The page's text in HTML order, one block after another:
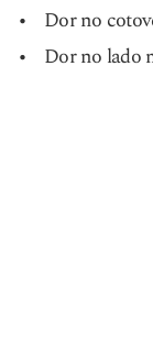
Dor no
Dor no lado